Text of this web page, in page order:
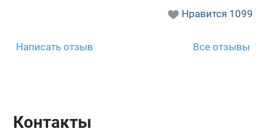
Нравится 1099
Написать отзыв Все отзывы
Контакты